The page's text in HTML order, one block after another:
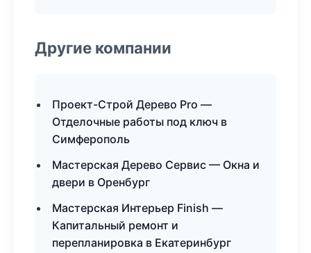
Другие компании
Проект-Строй Дерево Pro —
Отделочные работы под ключ в
Симферополь
Мастерская Дерево Сервис — Окна и
двери в Оренбург
Мастерская Интерьер Finish —
Капитальный ремонт и
перепланировка в Екатеринбург